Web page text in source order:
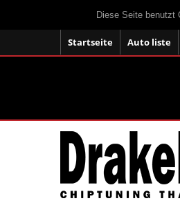
Diese Seite benutzt
Startseite Auto liste